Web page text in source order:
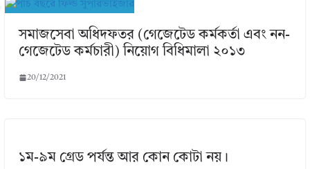
সমাজসেবা অধিদফতর (গেজেটেড কর্মকর্তা এবং নন-
গেজেটেড কর্মচারী) নিয়োগ বিধিমালা ২০১৩
20/12/2021
১ম-৯ম গ্রেড পর্যন্ত আর কোন কোটা নয়।